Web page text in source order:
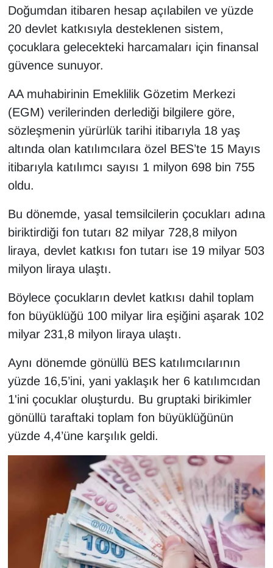
Doğumdan itibaren hesap açılabilen ve yüzde
20 devlet katkısıyla desteklenen sistem,
çocuklara gelecekteki harcamaları için finansal
güvence sunuyor.
AA muhabirinin Emeklilik Gözetim Merkezi
(EGM) verilerinden derlediği bilgilere göre,
sözleşmenin yürürlük tarihi itibarıyla 18 yaş
altında olan katılımcılara özel BES’te 15 Mayıs
itibarıyla katılımcı sayısı 1 milyon 698 bin 755
oldu.
Bu dönemde, yasal temsilcilerin çocukları adına
biriktirdiği fon tutarı 82 milyar 728,8 milyon
liraya, devlet katkısı fon tutarı ise 19 milyar 503
milyon liraya ulaştı.
Böylece çocukların devlet katkısı dahil toplam
fon büyüklüğü 100 milyar lira eşiğini aşarak 102
milyar 231,8 milyon liraya ulaştı.
Aynı dönemde gönüllü BES katılımcılarının
yüzde 16,5’ini, yani yaklaşık her 6 katılımcıdan
1'ini çocuklar oluşturdu. Bu gruptaki birikimler
gönüllü taraftaki toplam fon büyüklüğünün
yüzde 4,4’üne karşılık geldi.
KURDÎ
MAGAZİN
ONE EKONOMİ
POLİTİKA
Resmi İlanlar
SAĞLIK
Seri İlan
Sinema - TV
SİYASET
SPOR
TEBRİK
TEKNOLOJİ
VAN'DA SPOR
Vasıta
YAŞAM